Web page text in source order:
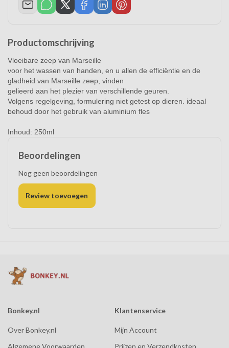
Productomschrijving
Vloeibare zeep van Marseille
voor het wassen van handen, en u allen de efficiëntie en de
gladheid van Marseille zeep, vinden
gelieerd aan het plezier van verschillende geuren.
Volgens regelgeving, formulering niet getest op dieren. ideaal
behoud door het gebruik van aluminium fles
Inhoud: 250ml
Beoordelingen
Nog geen beoordelingen
Review toevoegen
Bonkey.nl
Over Bonkey.nl
Algemene Voorwaarden
Klantenservice
Mijn Account
Prijzen en Verzendkosten